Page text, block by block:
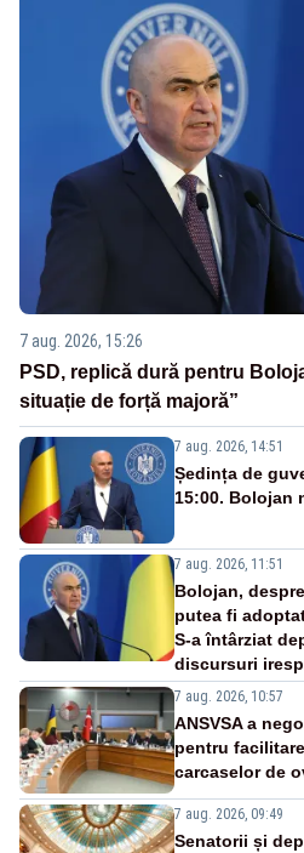
7 aug. 2026, 15:26
PSD, replică dură pentru
situație de forță majoră”
7 aug. 2026, 14:51
Ședința de
15:00. Bolojan
7 aug. 2026, 11:51
Bolojan,
putea fi
S-a întârziat
discursuri
7 aug. 2026, 10:57
ANSVSA a
pentru
carcaselor de
7 aug. 2026, 09:49
Senatorii și